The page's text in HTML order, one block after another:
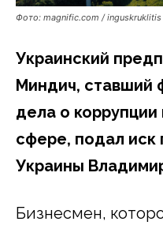
Фото: magnific.com / inguskruklitis
Украинский
Миндич, ставший
дела о коррупции
сфере, подал иск
Украины
Бизнесмен,